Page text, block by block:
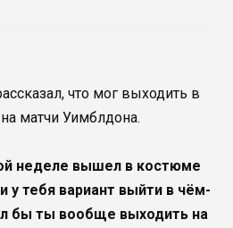
что мог выходить в
на матчи Уимблдона.
неделе вышел в костюме
у тебя вариант выйти в чём-
бы ты вообще выходить на